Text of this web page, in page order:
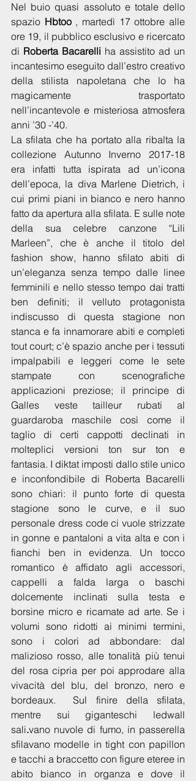
Nel buio quasi assoluto e totale dello
spazio Hbtoo , martedì 17 ottobre alle
ore 19, il pubblico esclusivo e ricercato
di Roberta Bacarelli ha assistito ad un
incantesimo eseguito dall’estro creativo
della stilista napoletana che lo ha
magicamente trasportato
nell’incantevole e misteriosa atmosfera
anni ’30 -’40.
La sfilata che ha portato alla ribalta la
collezione Autunno Inverno 2017-18
era infatti tutta ispirata ad un’icona
dell’epoca, la diva Marlene Dietrich, i
cui primi piani in bianco e nero hanno
fatto da apertura alla sfilata. E sulle note
della sua celebre canzone “Lili
Marleen”, che è anche il titolo del
fashion show, hanno sfilato abiti di
un’eleganza senza tempo dalle linee
femminili e nello stesso tempo dai tratti
ben definiti; il velluto protagonista
indiscusso di questa stagione non
stanca e fa innamorare abiti e completi
tout court; c’è spazio anche per i tessuti
impalpabili e leggeri come le sete
stampate con scenografiche
applicazioni preziose; il principe di
Galles veste tailleur rubati al
guardaroba maschile così come il
taglio di certi cappotti declinati in
molteplici versioni ton sur ton e
fantasia. I diktat imposti dallo stile unico
e inconfondibile di Roberta Bacarelli
sono chiari: il punto forte di questa
stagione sono le curve, e il suo
personale dress code ci vuole strizzate
in gonne e pantaloni a vita alta e con i
fianchi ben in evidenza. Un tocco
romantico è affidato agli accessori,
cappelli a falda larga o baschi
dolcemente inclinati sulla testa e
borsine micro e ricamate ad arte. Se i
volumi sono ridotti ai minimi termini,
sono i colori ad abbondare: dal
malizioso rosso, alle tonalità più tenui
del rosa cipria per poi approdare alla
vivacità del blu, del bronzo, nero e
bordeaux.  Sul finire della sfilata,
mentre sui giganteschi ledwall
sali.vano nuvole di fumo, in passerella
sfilavano modelle in tight con papillon
e tacchi a braccetto con figure eteree in
abito bianco in organza e dove il